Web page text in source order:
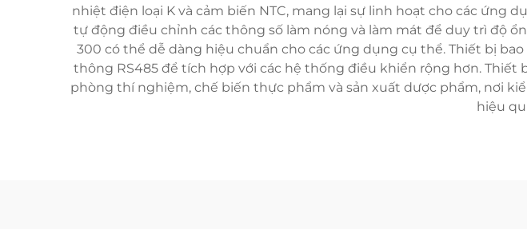
nhiệt điện loại K và cảm biến NTC, mang lại sự linh hoạt cho các
tự động điều chỉnh các thông số làm nóng và làm mát để duy trì độ
300 có thể dễ dàng hiệu chuẩn cho các ứng dụng cụ thể. Thiết bị
thông RS485 để tích hợp với các hệ thống điều khiển rộng hơn.
phòng thí nghiệm, chế biến thực phẩm và sản xuất dược phẩm, nơi
hiệu